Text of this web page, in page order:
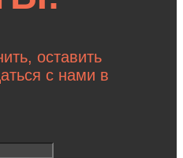
оставить
с нами в